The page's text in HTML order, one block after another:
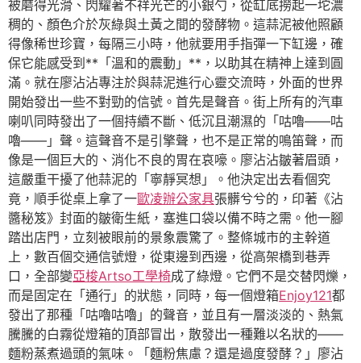
被磨得光滑、閃耀著不祥光芒的小銀勺，從缸底撈起一坨濃
稠的、顏色介於灰綠與土黃之間的發酵物。這蒜泥被他照顧
得像稀世珍寶，每隔三小時，他就要用手指彈一下缸邊，確
保它能感受到**「溫和的震動」**，以助其在精神上達到圓
滿。就在廖沾沾專注於與蒜泥進行心靈交流時，外面的世界
開始發出一些不對勁的信號。首先是聲音。街上所有的汽車
喇叭同時發出了一個持續不斷、低沉且潮濕的「咕嚕——咕
嚕——」聲。這聲音不是引擎聲，也不是正常的鳴笛聲，而
像是一個巨大的、消化不良的胃在哀嚎。廖沾沾皺著眉頭，
這嚴重干擾了他蒜泥的「寧靜冥想」。他決定出去看個究
竟，順手從桌上拿了一歐凌辦公家具張髒兮兮的，印著《沾
醬秘笈》封面的皺衛生紙，塞進口袋以備不時之需。他一腳
踏出店門，立刻被眼前的景象震驚了。整條城市的主幹道
上，數百個交通信號燈，從東邊到西邊，從高架橋到巷弄
口，全部變亞梭Artso工學椅成了綠燈。它們不是交替閃爍，
而是固定在「通行」的狀態，同時，每一個燈箱Enjoy121都
發出了那種「咕嚕咕嚕」的聲音，並且有一層淡淡的、熱氣
騰騰的白霧從燈箱的頂部冒出，散發出一種難以名狀的——
麵粉蒸煮過頭的氣味。「麵粉焦慮？還是過度發酵？」廖沾